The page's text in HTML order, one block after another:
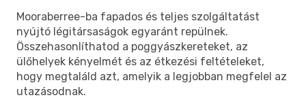
Mooraberree-ba fapados és teljes szolgáltatást
nyújtó légitársaságok egyaránt repülnek.
Összehasonlíthatod a poggyászkereteket, az
ülőhelyek kényelmét és az étkezési feltételeket,
hogy megtaláld azt, amelyik a legjobban megfelel az
utazásodnak.